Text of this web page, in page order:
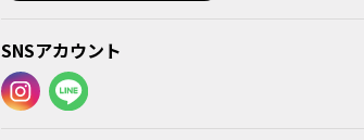
SNSアカウント